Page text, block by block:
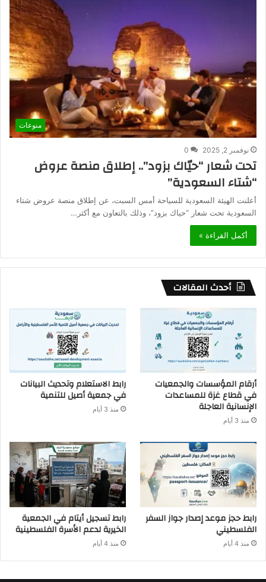
منوعات
نوفمبر 2, 2025 0
تحت شعار “حيّاك بزود”.. إطلاق منصة عروض
“شتاء السعودية”
أعلنت الهيئة السعودية للسياحة أمس السبت، عن إطلاق منصة عروض شتاء
السعودية تحت شعار “حياك بزود”، وذلك بالتعاون مع أكثر…
أكمل القراءة »
أحدث المقالات
أرقام المؤسسات والجمعيات
في قطاع غزة للمساعدات
الإنسانية العاجلة
منذ 3 أيام
رابط الاستعلام وتحديث البيانات
في جمعية أصيل للتنمية
منذ 3 أيام
رابط حجز موعد إصدار جواز السفر
الفلسطيني
منذ 4 أيام
رابط تسجيل أيتام في الجمعية
الخيرية لدعم الأسرة الفلسطينية
منذ 4 أيام